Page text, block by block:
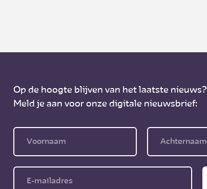
Op de hoogte blijven van het laatste nieuws?
Meld je aan voor onze digitale nieuwsbrief: